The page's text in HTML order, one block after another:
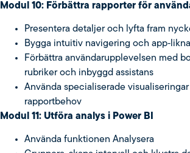
Modul 10: Förbättra rapporter för
Presentera detaljer och lyfta fram
Bygga intuitiv navigering och
Förbättra användarupplevelsen med
rubriker och inbyggd assistans
Använda specialiserade
rapportbehov
Modul 11: Utföra analys i Power BI
Använda funktionen Analysera